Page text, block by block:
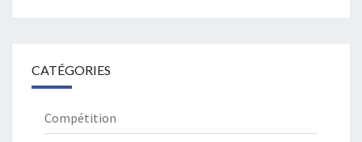
CATÉGORIES
Compétition